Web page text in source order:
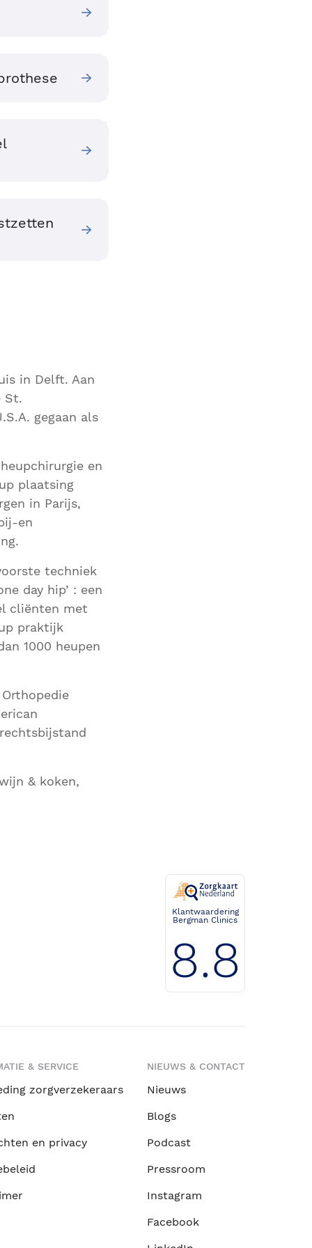
in Delft. Aan
St.
gegaan als
en
plaatsing
in Parijs,
en
techniek
day hip’ : een
cliënten met
praktijk
1000 heupen
& koken,
Klantwaardering
Bergman Clinics
8.8
& SERVICE
zorgverzekeraars
en privacy
NIEUWS & CONTACT
Nieuws
Blogs
Podcast
Pressroom
Instagram
Facebook